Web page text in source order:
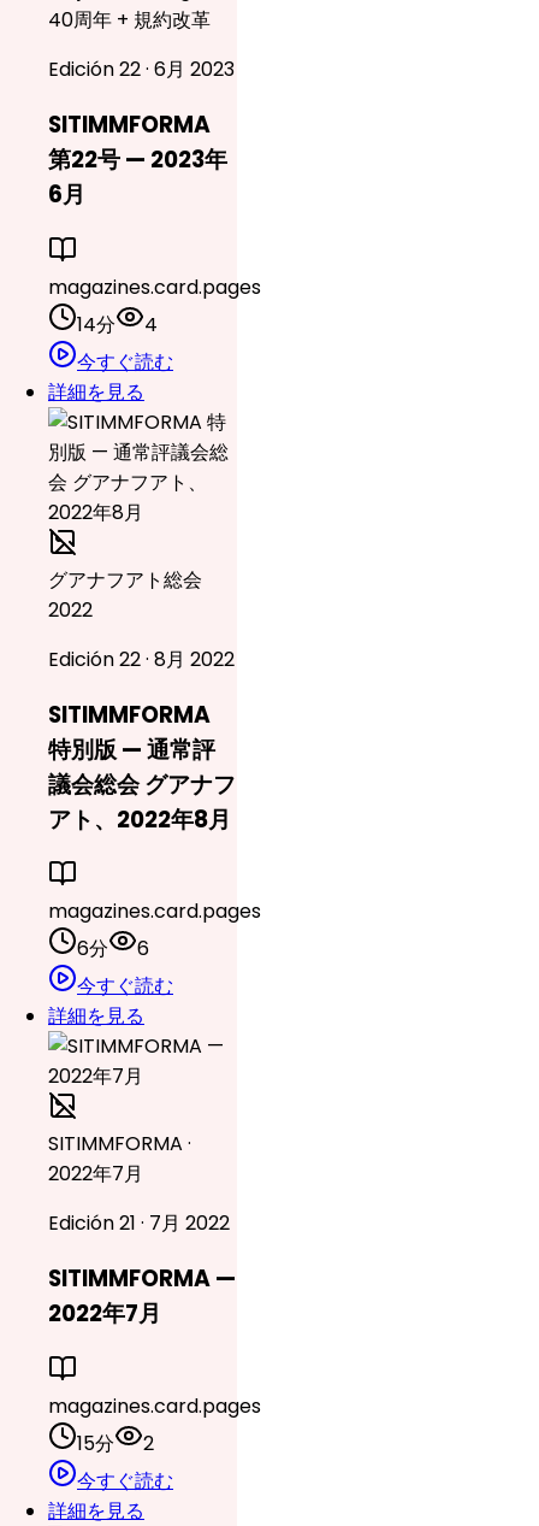
40周年 + 規約改革
Edición 22 · 6月 2023
SITIMMFORMA
第22号 — 2023年
6月
magazines.card.pages
14分
4
今すぐ読む
詳細を見る
グアナフアト総会
2022
Edición 22 · 8月 2022
SITIMMFORMA
特別版 — 通常評
議会総会 グアナフ
アト、2022年8月
magazines.card.pages
6分
6
今すぐ読む
詳細を見る
SITIMMFORMA ·
2022年7月
Edición 21 · 7月 2022
SITIMMFORMA —
2022年7月
magazines.card.pages
15分
2
今すぐ読む
詳細を見る